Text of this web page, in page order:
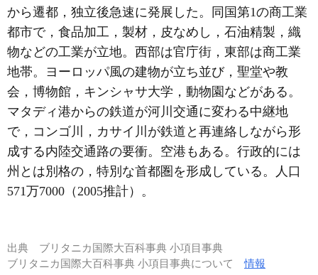
から遷都，独立後急速に発展した。同国第1の商工業
都市で，食品加工，製材，皮なめし，石油精製，織
物などの工業が立地。西部は官庁街，東部は商工業
地帯。ヨーロッパ風の建物が立ち並び，聖堂や教
会，博物館，キンシャサ大学，動物園などがある。
マタディ港からの鉄道が河川交通に変わる中継地
で，コンゴ川，カサイ川が鉄道と再連絡しながら形
成する内陸交通路の要衝。空港もある。行政的には
州とは別格の，特別な首都圏を形成している。人口
571万7000（2005推計）。
出典 ブリタニカ国際大百科事典 小項目事典
ブリタニカ国際大百科事典 小項目事典について情報